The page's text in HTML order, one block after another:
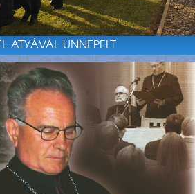
ATYÁVAL ÜNNEPELT